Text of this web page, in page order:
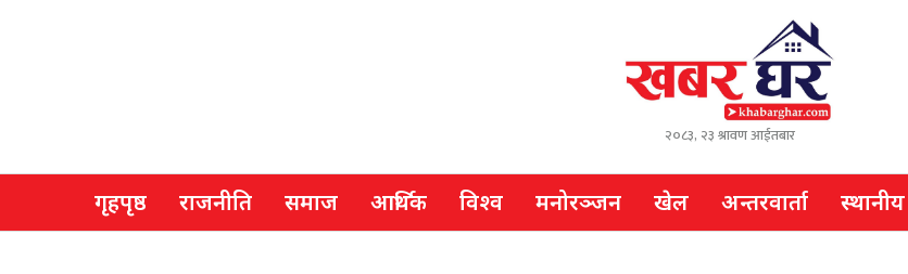
२०८३, २३ श्रावण आईतबार
गृहपृष्ठ राजनीति समाज आर्थिक विश्व मनोरञ्जन खेल अन्तरवार्ता स्थानीय